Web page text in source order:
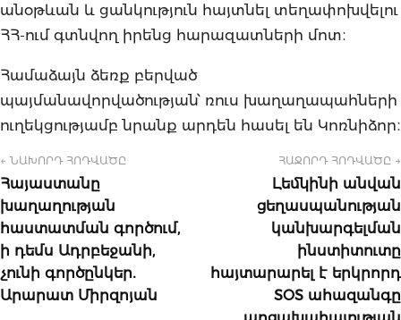
անօթևան և ցանկություն հայտնել տեղափոխվելու
ՀՀ-ում գտնվող իրենց հարազատների մոտ։
Համաձայն ձեռք բերված
պայմանավորվածության՝ ռուս խաղաղապահների
ուղեկցությամբ նրանք արդեն հասել են Կոռնիձոր։
← ՆԱԽՈՐԴ ՀՈԴՎԱԾԸ
Հայաստանը
խաղաղության
հաստատման գործում,
ի դեմս Ադրբեջանի,
չունի գործընկեր․
Արարատ Միրզոյան
ՀԱՋՈՐԴ ՀՈԴՎԱԾԸ →
Լեմկինի անվան
ցեղասպանության
կանխարգելման
ինստիտուտը
հայտարարել է երկրորդ
SOS ահազանգը